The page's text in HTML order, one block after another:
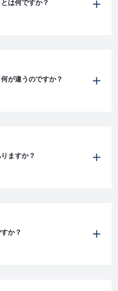
は何ですか？
が違うのですか？
ますか？
か？